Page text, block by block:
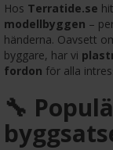
Hos Terratide.se
modellbyggen –
händerna. Oavsett
byggare, har vi
fordon för alla
🔧